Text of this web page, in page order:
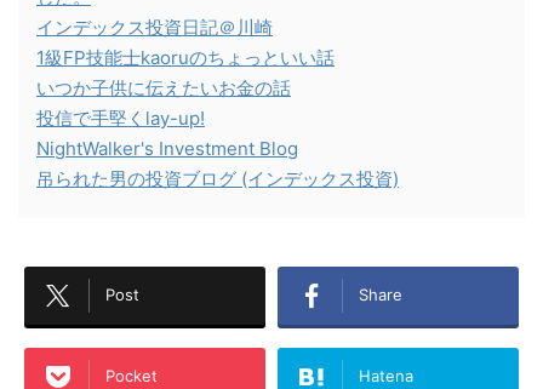
インデックス投資日記＠川崎
1級FP技能士kaoruのちょっといい話
いつか子供に伝えたいお金の話
投信で手堅くlay-up!
NightWalker's Investment Blog
吊られた男の投資ブログ (インデックス投資)
Post Share
Pocket Hatena